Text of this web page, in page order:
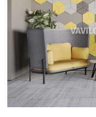
ДИЗАЙНЕРСКИЕ ПРОЕКТЫ